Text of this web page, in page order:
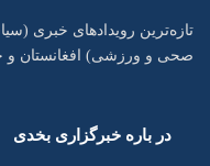
تازه‌ترین رویدادهای خبری
صحی و ورزشی) افغانستان و
در باره خبرگزاری بخدی